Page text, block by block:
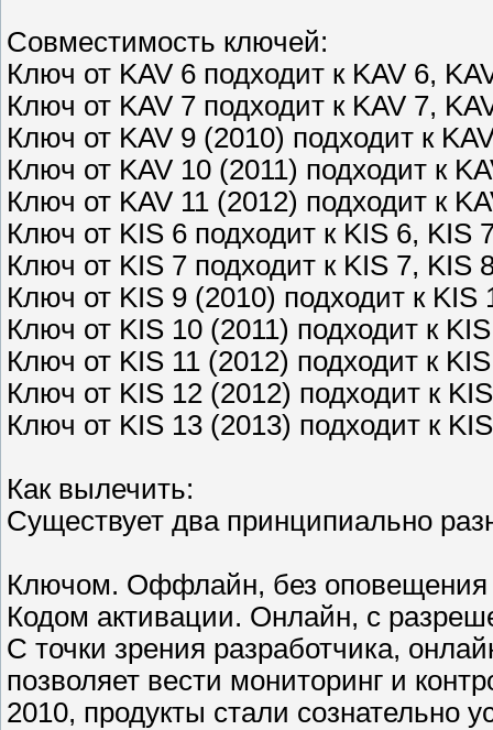
Совместимость ключей:
Ключ от KAV 6 подходит к KAV 6,
Ключ от KAV 7 подходит к KAV 7,
Ключ от KAV 9 (2010) подходит к
Ключ от KAV 10 (2011) подходит к
Ключ от KAV 11 (2012) подходит к
Ключ от KIS 6 подходит к KIS 6, KIS
Ключ от KIS 7 подходит к KIS 7, KIS
Ключ от KIS 9 (2010) подходит к KIS
Ключ от KIS 10 (2011) подходит к
Ключ от KIS 11 (2012) подходит к
Ключ от KIS 12 (2012) подходит к
Ключ от KIS 13 (2013) подходит к
Как вылечить:
Существует два принципиально
Ключом. Оффлайн, без оповещения
Кодом активации. Онлайн, с
С точки зрения разработчика,
позволяет вести мониторинг и
2010, продукты стали сознательно